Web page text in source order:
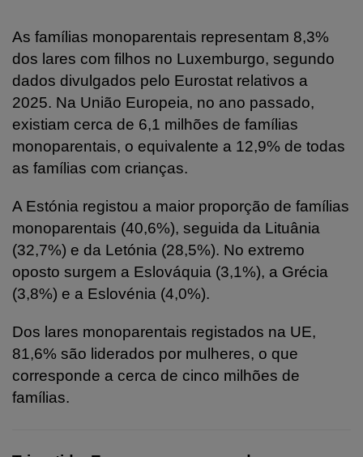
As famílias monoparentais representam 8,3%
dos lares com filhos no Luxemburgo, segundo
dados divulgados pelo Eurostat relativos a
2025. Na União Europeia, no ano passado,
existiam cerca de 6,1 milhões de famílias
monoparentais, o equivalente a 12,9% de todas
as famílias com crianças.
A Estónia registou a maior proporção de famílias
monoparentais (40,6%), seguida da Lituânia
(32,7%) e da Letónia (28,5%). No extremo
oposto surgem a Eslováquia (3,1%), a Grécia
(3,8%) e a Eslovénia (4,0%).
Dos lares monoparentais registados na UE,
81,6% são liderados por mulheres, o que
corresponde a cerca de cinco milhões de
famílias.